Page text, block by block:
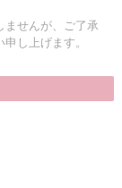
ませんが、ご了承
し上げます。